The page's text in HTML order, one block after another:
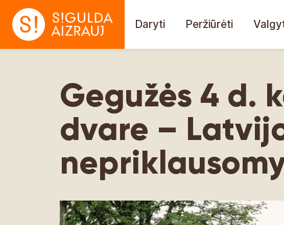
Daryti Peržiūrėti
Gegužės 4 d.
dvare –